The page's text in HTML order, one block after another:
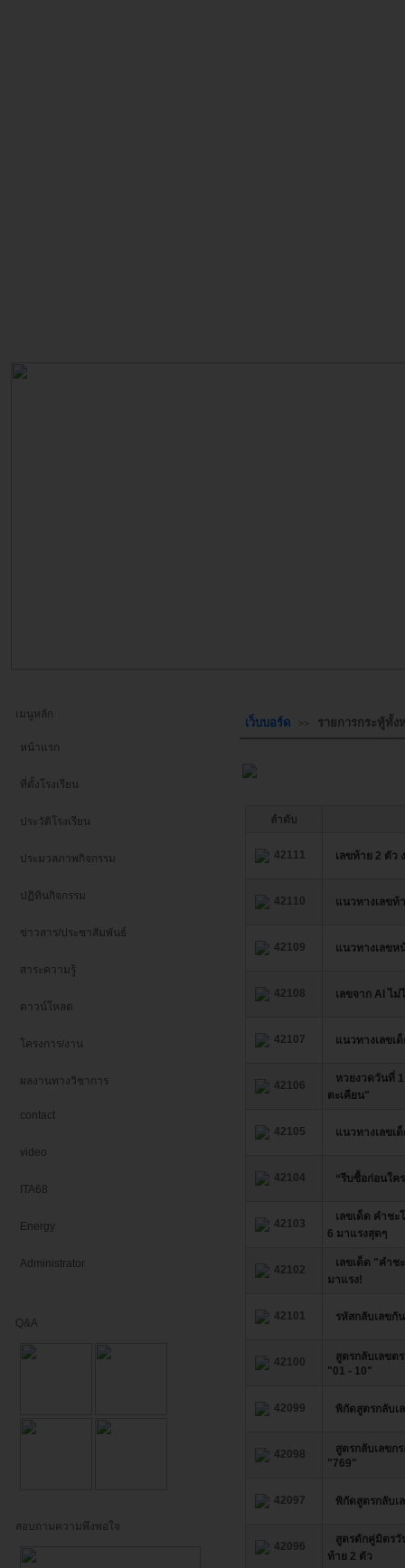
เมนูหลัก
หน้าแรก
ที่ตั้งโรงเรียน
ประวัติโรงเรียน
ประมวลภาพกิจกรรม
ปฏิทินกิจกรรม
ข่าวสาร/ประชาสัมพันธ์
สาระความรู้
ดาวน์โหลด
โครงการ/งาน
ผลงานทางวิชาการ
contact
video
ITA68
Energy
Administrator
Q&A
สอบถามความพึงพอใจ
เว็บบอร์ด >> รายการกระทู้ทั้ง
ลำดับ
42111 เลขท้าย 2 ตัว
42110 แนวทางเลขท้
42109 แนวทางเลขห
42108 เลขจาก AI ไ
42107 แนวทางเลขเ
42106
หวยงวดวันที่
ตะเคียน"
42105 แนวทางเลขเ
42104 “รีบซื้อก่อนใค
42103
เลขเด็ด คำชะ
6 มาแรงสุดๆ
42102
เลขเด็ด "คำช
มาแรง!
42101 รหัสกลับเลขกั
42100
สูตรกลับเลขต
"01 - 10"
42099 พิกัดสูตรกลับเ
42098
สูตรกลับเลขก
"769"
42097 พิกัดสูตรกลับเ
42096
สูตรดักคู่มิตรวั
ท้าย 2 ตัว